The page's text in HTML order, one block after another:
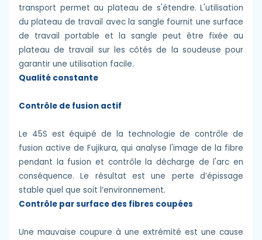
transport permet au plateau de s'étendre. L'utilisation
du plateau de travail avec la sangle fournit une surface
de travail portable et la sangle peut être fixée au
plateau de travail sur les côtés de la soudeuse pour
garantir une utilisation facile.
Qualité constante
Contrôle de fusion actif
Le 45S est équipé de la technologie de contrôle de
fusion active de Fujikura, qui analyse l'image de la fibre
pendant la fusion et contrôle la décharge de l'arc en
conséquence. Le résultat est une perte d’épissage
stable quel que soit l’environnement.
Contrôle par surface des fibres coupées
Une mauvaise coupure à une extrémité est une cause